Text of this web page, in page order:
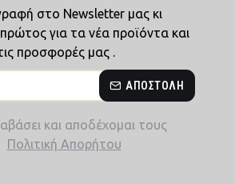
στο Newsletter μας κι
για τα νέα προϊόντα και
προσφορές μας .
ΑΠΟΣΤΟΛΉ
και αποδέχομαι τους
Πολιτική Απορήτου